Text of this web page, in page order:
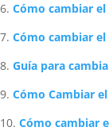
Cómo cambiar
Cómo cambiar
Guía para
Cómo Cambiar
Cómo cambiar